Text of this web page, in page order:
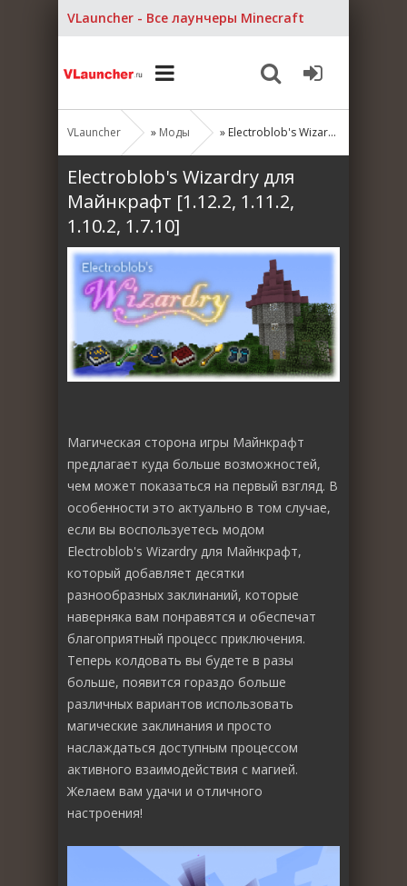
VLauncher - Все лаунчеры Minecraft
VLauncher » Моды » Electroblob's Wizardry для Майнкрафт [1.12.2, 1.11.2, 1.10.2, 1.7.10]
Electroblob's Wizardry для
Майнкрафт [1.12.2, 1.11.2,
1.10.2, 1.7.10]
Магическая сторона игры Майнкрафт
предлагает куда больше возможностей,
чем может показаться на первый взгляд. В
особенности это актуально в том случае,
если вы воспользуетесь модом
Electroblob's Wizardry для Майнкрафт,
который добавляет десятки
разнообразных заклинаний, которые
наверняка вам понравятся и обеспечат
благоприятный процесс приключения.
Теперь колдовать вы будете в разы
больше, появится гораздо больше
различных вариантов использовать
магические заклинания и просто
наслаждаться доступным процессом
активного взаимодействия с магией.
Желаем вам удачи и отличного
настроения!